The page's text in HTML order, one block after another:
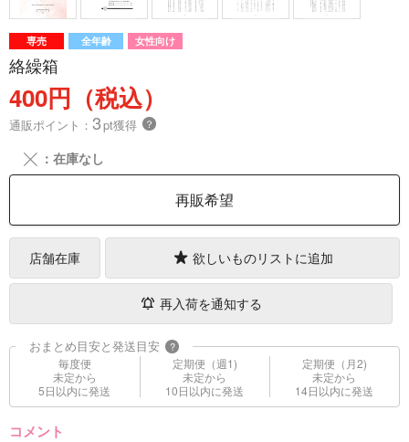
専売 全年齢 女性向け
絡繰箱
400円（税込）
通販ポイント： 3pt獲得 ？
╳ ：在庫なし
再販希望
店舗在庫 欲しいものリストに追加
再入荷を通知する
おまとめ目安と発送目安 ?
毎度便
未定から
5日以内に発送
定期便（週1)
未定から
10日以内に発送
定期便（月2)
未定から
14日以内に発送
コメント